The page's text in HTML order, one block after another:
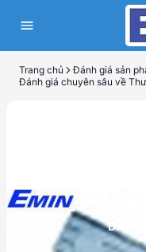
Trang chủ
Đánh giá sản
ĐÁNH